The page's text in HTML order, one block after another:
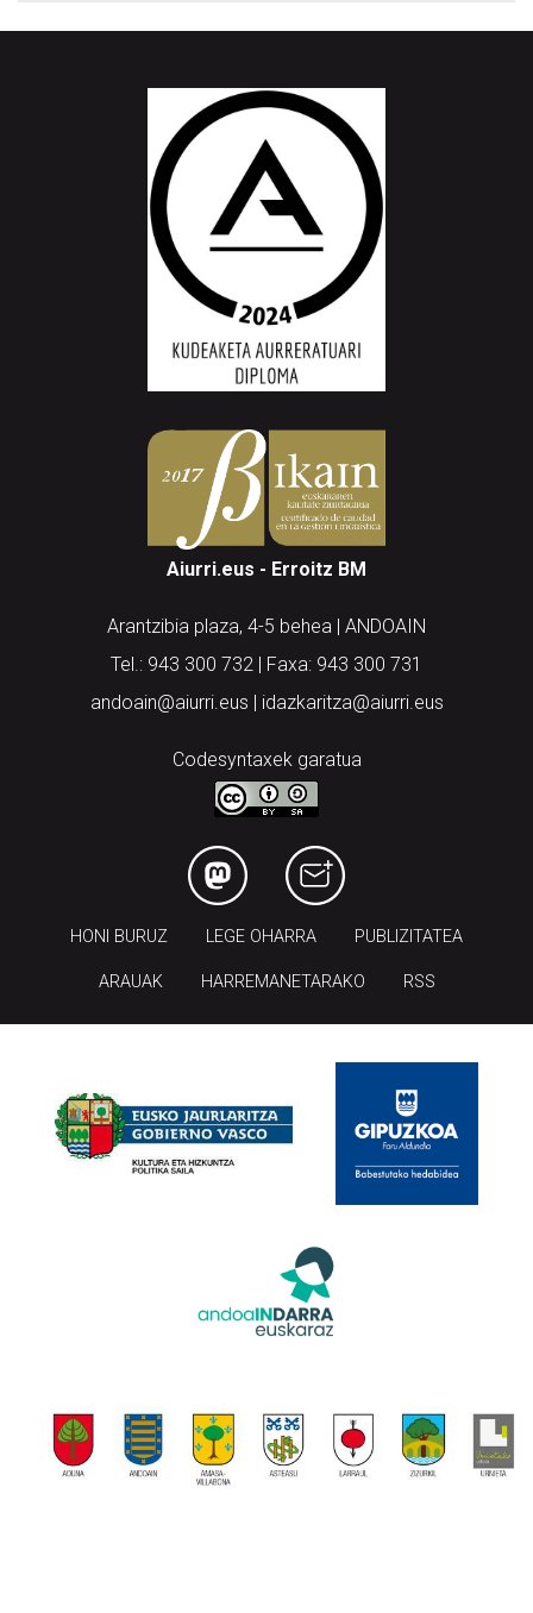
Aiurri.eus - Erroitz BM
Arantzibia plaza, 4-5 behea | ANDOAIN
Tel.: 943 300 732 | Faxa: 943 300 731
andoain@aiurri.eus | idazkaritza@aiurri.eus
Codesyntaxek garatua
HONI BURUZ LEGE OHARRA PUBLIZITATEA
ARAUAK HARREMANETARAKO RSS